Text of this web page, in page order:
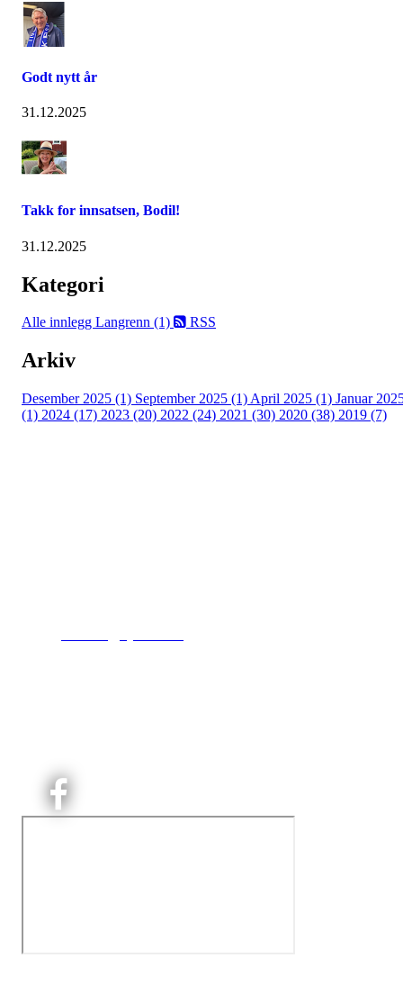
Godt nytt år
31.12.2025
Takk for innsatsen, Bodil!
31.12.2025
Kategori
Alle innlegg Langrenn (1) RSS
Arkiv
Desember 2025 (1) September 2025 (1) April 2025 (1) Januar
(1) 2024 (17) 2023 (20) 2022 (24) 2021 (30) 2020 (38) 2019 (7)